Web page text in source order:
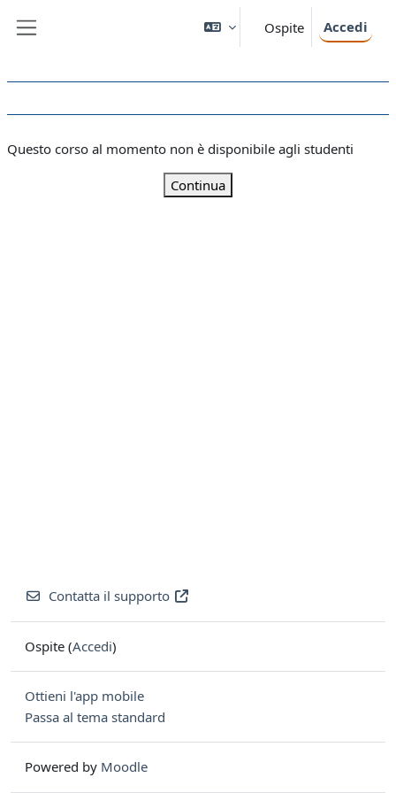
Ospite Accedi
Questo corso al momento non è disponibile agli studenti
Continua
Contatta il supporto
Ospite (Accedi)
Ottieni l'app mobile
Passa al tema standard
Powered by Moodle